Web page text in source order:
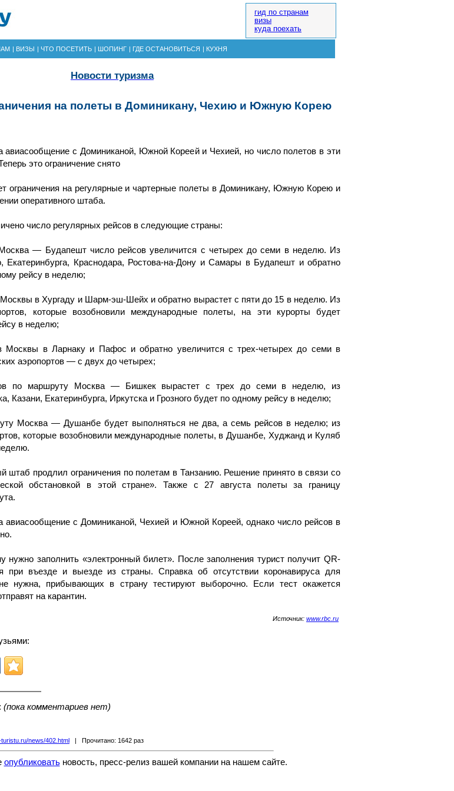
гид по странам
визы
куда поехать
| ВИЗЫ | ЧТО ПОСЕТИТЬ | ШОПИНГ | ГДЕ ОСТАНОВИТЬСЯ | КУХНЯ
Новости туризма
на полеты в Доминикану, Чехию и Южную Корею
авиасообщение с Доминиканой, Южной Кореей и Чехией, но число полетов в эти
это ограничение снято
ограничения на регулярные и чартерные полеты в Доминикану, Южную Корею и
оперативного штаба.
число регулярных рейсов в следующие страны:
— Будапешт число рейсов увеличится с четырех до семи в неделю. Из
Екатеринбурга, Краснодара, Ростова-на-Дону и Самары в Будапешт и обратно
рейсу в неделю;
Москвы в Хургаду и Шарм-эш-Шейх и обратно вырастет с пяти до 15 в неделю. Из
которые возобновили международные полеты, на эти курорты будет
в неделю;
Москвы в Ларнаку и Пафос и обратно увеличится с трех-четырех до семи в
аэропортов — с двух до четырех;
по маршруту Москва — Бишкек вырастет с трех до семи в неделю, из
Казани, Екатеринбурга, Иркутска и Грозного будет по одному рейсу в неделю;
Москва — Душанбе будет выполняться не два, а семь рейсов в неделю; из
которые возобновили международные полеты, в Душанбе, Худжанд и Куляб
штаб продлил ограничения по полетам в Танзанию. Решение принято в связи со
обстановкой в этой стране». Также с 27 августа полеты за границу
авиасообщение с Доминиканой, Чехией и Южной Кореей, однако число рейсов в
нужно заполнить «электронный билет». После заполнения турист получит QR-
при въезде и выезде из страны. Справка об отсутствии коронавируса для
нужна, прибывающих в страну тестируют выборочно. Если тест окажется
на карантин.
Источник: www.rbc.ru
(пока комментариев нет)
news/402.html | Прочитано: 1642 раз
опубликоватьновость, пресс-релиз вашей компании на нашем сайте.